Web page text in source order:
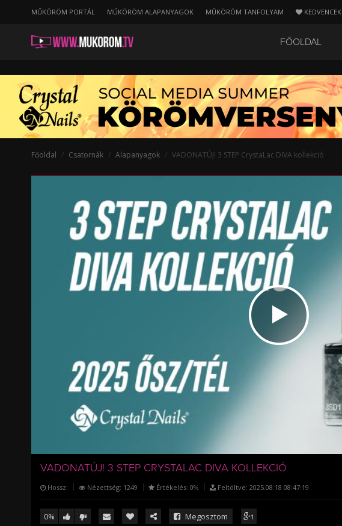
MŰKÖRÖM PORTÁL MŰKÖRÖM ALAPANYAGOK MŰKÖRÖM TANFOLYAM KEDVENCEK
FŐOLDAL
Főoldal Csatornák Alapanyagok VADONATÚJ! 3 STEP CrystaLac DIVA kollekció
VADONATÚJ! 3 STEP CRYSTALAC DIVA KOLLEKCIÓ
Hossz: Nézettség: 1249 Értékelés: 0% Feltöltve: 2025.08.18 08:47:19
0% Megosztom 1